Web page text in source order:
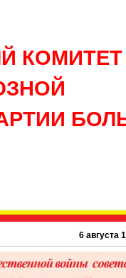
КОМИТЕТ
6 августа 1945 г. –